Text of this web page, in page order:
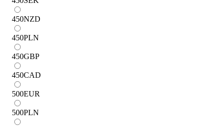
450NZD
450PLN
450GBP
450CAD
500EUR
500PLN